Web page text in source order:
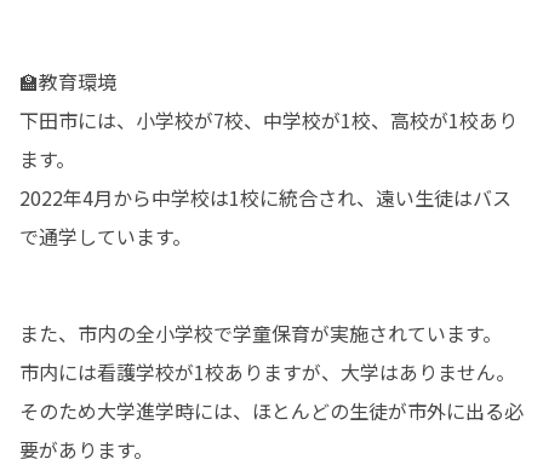
🏫教育環境
下田市には、小学校が7校、中学校が1校、高校が1校あり
ます。
2022年4月から中学校は1校に統合され、遠い生徒はバス
で通学しています。
また、市内の全小学校で学童保育が実施されています。
市内には看護学校が1校ありますが、大学はありません。
そのため大学進学時には、ほとんどの生徒が市外に出る必
要があります。